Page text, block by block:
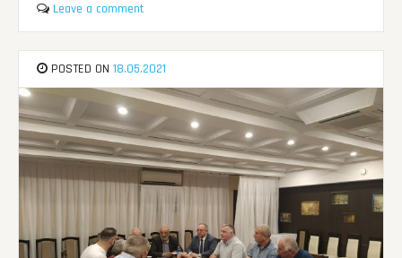
Leave a comment
POSTED ON18.05.2021